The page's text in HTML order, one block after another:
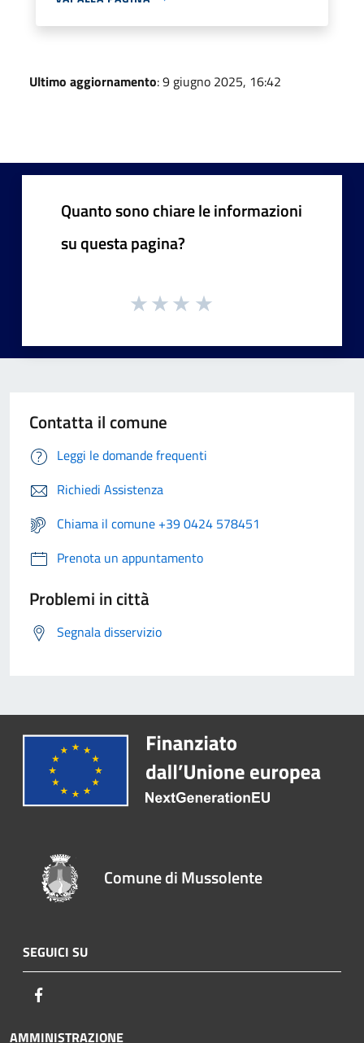
Ultimo aggiornamento: 9 giugno 2025, 16:42
Quanto sono chiare le informazioni
su questa pagina?
Contatta il comune
Leggi le domande frequenti
Richiedi Assistenza
Chiama il comune +39 0424 578451
Prenota un appuntamento
Problemi in città
Segnala disservizio
Comune di Mussolente
SEGUICI SU
AMMINISTRAZIONE